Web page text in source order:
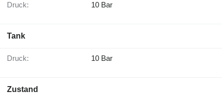
Druck: 10 Bar
Tank
Druck: 10 Bar
Zustand